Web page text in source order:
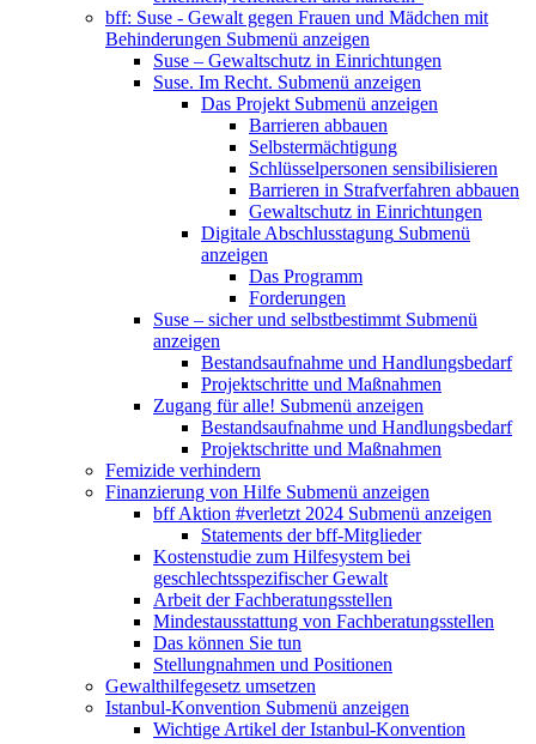
bff: Suse - Gewalt gegen Frauen und Mädchen mit
Behinderungen Submenü anzeigen
Suse – Gewaltschutz in Einrichtungen
Suse. Im Recht. Submenü anzeigen
Das Projekt Submenü anzeigen
Barrieren abbauen
Selbstermächtigung
Schlüsselpersonen sensibilisieren
Barrieren in Strafverfahren abbauen
Gewaltschutz in Einrichtungen
Digitale Abschlusstagung Submenü
anzeigen
Das Programm
Forderungen
Suse – sicher und selbstbestimmt Submenü
anzeigen
Bestandsaufnahme und Handlungsbedarf
Projektschritte und Maßnahmen
Zugang für alle! Submenü anzeigen
Bestandsaufnahme und Handlungsbedarf
Projektschritte und Maßnahmen
Femizide verhindern
Finanzierung von Hilfe Submenü anzeigen
bff Aktion #verletzt 2024 Submenü anzeigen
Statements der bff-Mitglieder
Kostenstudie zum Hilfesystem bei
geschlechtsspezifischer Gewalt
Arbeit der Fachberatungsstellen
Mindestausstattung von Fachberatungsstellen
Das können Sie tun
Stellungnahmen und Positionen
Gewalthilfegesetz umsetzen
Istanbul-Konvention Submenü anzeigen
Wichtige Artikel der Istanbul-Konvention